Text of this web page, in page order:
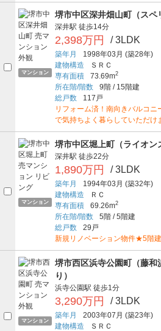
マンション
堺市中区深井畑山町（スペ
深井駅 徒歩14分
2,398万円 / 3LDK
築年月 1998年03月 (築28年)
建物構造
ＳＲＣ
専有面積
73.69m2
所在階/階数 9階 /15階建
総戸数
117戸
リフォーム済！南向きバルコ
で気持ちよく暮らしていただけ
マンション
堺市中区堀上町（ライオン
深井駅 徒歩22分
1,890万円 / 3LDK
築年月 1994年03月 (築32年)
建物構造
ＲＣ
専有面積
69.26m2
所在階/階数 5階 /5階建
総戸数
29戸
新規リノベーション物件★5階建
マンション
堺市西区浜寺公園町（藤和
り）
浜寺公園駅 徒歩1分
3,290万円 / 3LDK
築年月 2003年07月 (築23年)
建物構造
ＳＲＣ